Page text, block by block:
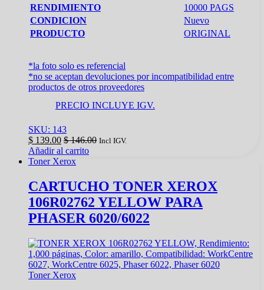
RENDIMIENTO
10000 PAGS
CONDICION
Nuevo
PRODUCTO
ORIGINAL
*la foto solo es referencial
*no se aceptan devoluciones por incompatibilidad entre
productos de otros proveedores
PRECIO INCLUYE IGV.
SKU: 143
$ 139.00 $146.00 Incl IGV.
Añadir al carrito
Toner Xerox
CARTUCHO TONER XEROX
106R02762 YELLOW PARA
PHASER 6020/6022
Toner Xerox